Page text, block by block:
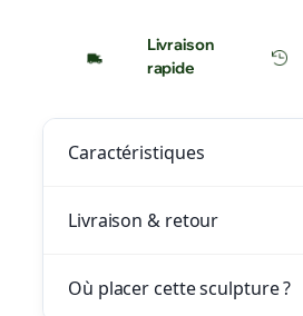
Livraison
rapide
Caractéristiques
Livraison & retour
Où placer cette sculpture ?